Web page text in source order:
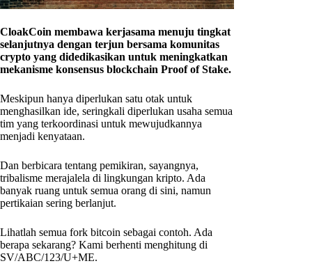
CloakCoin membawa kerjasama menuju tingkat
selanjutnya dengan terjun bersama komunitas
crypto yang didedikasikan untuk meningkatkan
mekanisme konsensus blockchain Proof of Stake.
Meskipun hanya diperlukan satu otak untuk
menghasilkan ide, seringkali diperlukan usaha semua
tim yang terkoordinasi untuk mewujudkannya
menjadi kenyataan.
Dan berbicara tentang pemikiran, sayangnya,
tribalisme merajalela di lingkungan kripto. Ada
banyak ruang untuk semua orang di sini, namun
pertikaian sering berlanjut.
Lihatlah semua fork bitcoin sebagai contoh. Ada
berapa sekarang? Kami berhenti menghitung di
SV/ABC/123/U+ME.